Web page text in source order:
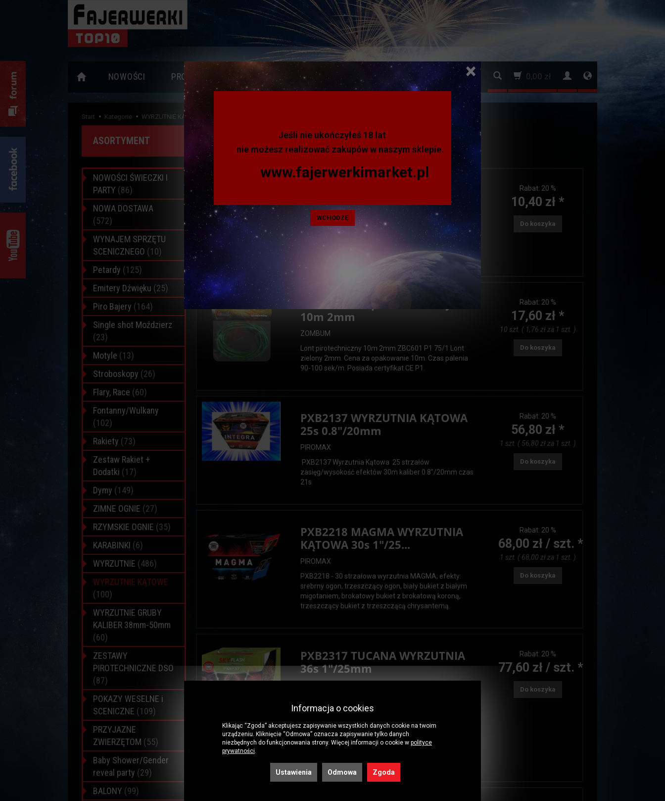
×
Jeśli nie ukończyłeś 18 lat
nie możesz realizować zakupów w naszym sklepie.
www.fajerwerkimarket.pl
WCHODZĘ
0,00 zł
NOWOŚCI PROMOCJE BESTSELLERY +18 SPRZEDAŻ HURTOWA
Start Kategorie WYRZUTNIE KĄTOWE
WYRZUTNIE KĄTOWE
ZBC600 Lont pirotechniczny 5m
2mm
ZOMBUM
Lont pirotechniczny 5m 2mm ZBC600 P1 120/1 Lont
zielony 2mm. Cena za opakowanie 5m. Czas palenia 90-
100 sek/m. Posiada certyfikat CE P1.
Rabat: 20 %
10,40 zł *
Do koszyka
ZBC601 Lont pirotechniczny
10m 2mm
ZOMBUM
Lont pirotechniczny 10m 2mm ZBC601 P1 75/1 Lont
zielony 2mm. Cena za opakowanie 10m. Czas palenia
90-100 sek/m. Posiada certyfikat CE P1.
Rabat: 20 %
17,60 zł *
10 szt. ( 1,76 zł za 1 szt. )
Do koszyka
PXB2137 WYRZUTNIA KĄTOWA
25s 0.8"/20mm
PIROMAX
PXB2137 Wyrzutnia Kątowa 25 strzałów
zasięg/wysokość efektów 30m kaliber 0.8"/20mm czas
21s
Rabat: 20 %
56,80 zł *
1 szt. ( 56,80 zł za 1 szt. )
Do koszyka
PXB2218 MAGMA WYRZUTNIA
KĄTOWA 30s 1"/25...
PIROMAX
PXB2218 - 30 strzałowa wyrzutnia MAGMA; efekty:
srebrny ogon, trzeszczący ogon, biały bukiet z białym
migotaniem, brokatowy bukiet z brokatową koroną,
trzeszczący bukiet z trzeszczącą chrysantemą.
Rabat: 20 %
68,00 zł / szt. *
1 szt. ( 68,00 zł za 1 szt. )
Do koszyka
PXB2317 TUCANA WYRZUTNIA
36s 1"/25mm
28 sekund NEC 360 Kod EAN 5901721797888 Klasa ADR
PXB2317 - 36 wyrzutów strzałowych TUCANA; efekty:
Brokatowa korona z czerwonymi gwiazdami, brokatowa
Rabat: 20 %
77,60 zł / szt. *
Do koszyka
ASORTYMENT
NOWOŚCI ŚWIECZKI I
PARTY (86)
NOWA DOSTAWA
(572)
WYNAJEM SPRZĘTU
SCENICZNEGO (10)
Petardy (125)
Emitery Dźwięku (25)
Piro Bajery (164)
Single shot Moździerz
(23)
Motyle (13)
Stroboskopy (26)
Flary, Race (60)
Fontanny/Wulkany
(102)
Rakiety (73)
Zestaw Rakiet +
Dodatki (17)
Dymy (149)
ZIMNE OGNIE (27)
RZYMSKIE OGNIE (35)
KARABINKI (6)
WYRZUTNIE (486)
WYRZUTNIE KĄTOWE
(100)
WYRZUTNIE GRUBY
KALIBER 38mm-50mm
(60)
ZESTAWY
PIROTECHNICZNE DSO
(87)
POKAZY WESELNE i
SCENICZNE (109)
PRZYJAZNE
ZWIERZĘTOM (55)
Baby Shower/Gender
reveal party (29)
BALONY (99)
Informacja o cookies
Klikając “Zgoda” akceptujesz zapisywanie wszystkich danych cookie na twoim
urządzeniu. Kliknięcie “Odmowa” oznacza zapisywanie tylko danych
niezbędnych do funkcjonowania strony. Więcej informacji o cookie w polityce
prywatności.
Ustawienia Odmowa Zgoda